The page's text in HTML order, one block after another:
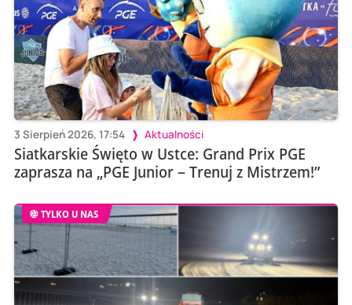
3 Sierpień 2026, 17:54 Aktualności
Siatkarskie Święto w Ustce: Grand Prix PGE
zaprasza na „PGE Junior – Trenuj z Mistrzem!”
TYLKO U NAS